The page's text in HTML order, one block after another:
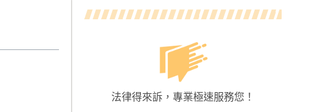
法律得來訴，專業極速服務您！